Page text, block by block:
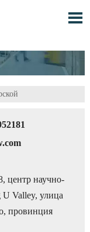

центр научно-
Valley, улица
провинция